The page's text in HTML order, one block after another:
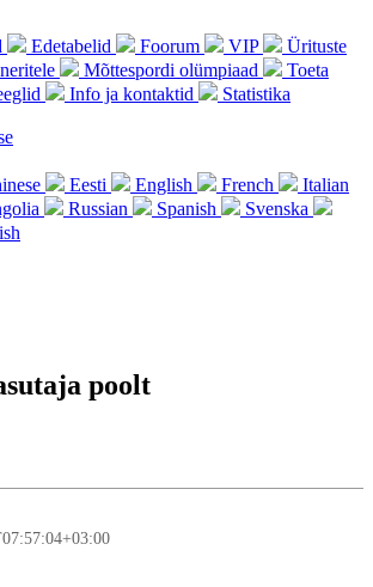
Edetabelid Foorum VIP
Ürituste
Mõttespordi olümpiaad
Toeta
Info ja kontaktid
Statistika
Eesti English French
Italian
Russian Spanish
Svenska
poolt